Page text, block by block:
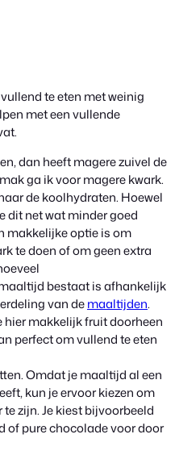
te eten met weinig
met een vullende
dan heeft magere zuivel de
ga ik voor magere kwark.
de koolhydraten. Hoewel
dit net wat minder goed
makkelijke optie is om
te doen of om geen extra
bestaat is afhankelijk
van demaaltijden.
hier makkelijk fruit doorheen
perfect om vullend te eten
Omdat je maaltijd al een
kun je ervoor kiezen om
zijn. Je kiest bijvoorbeeld
of pure chocolade voor door